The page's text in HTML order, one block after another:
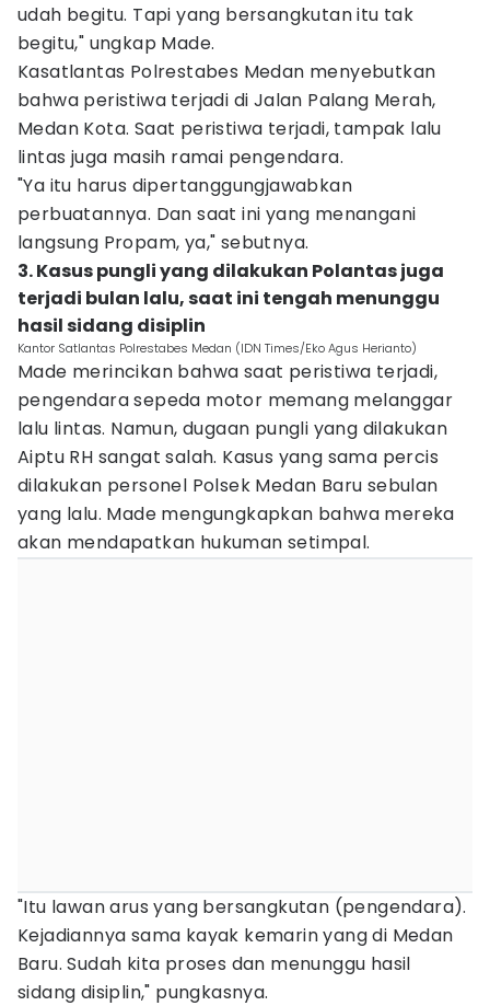
udah begitu. Tapi yang bersangkutan itu tak
begitu," ungkap Made.
Kasatlantas Polrestabes Medan menyebutkan
bahwa peristiwa terjadi di Jalan Palang Merah,
Medan Kota. Saat peristiwa terjadi, tampak lalu
lintas juga masih ramai pengendara.
"Ya itu harus dipertanggungjawabkan
perbuatannya. Dan saat ini yang menangani
langsung Propam, ya," sebutnya.
3. Kasus pungli yang dilakukan Polantas juga
terjadi bulan lalu, saat ini tengah menunggu
hasil sidang disiplin
Kantor Satlantas Polrestabes Medan (IDN Times/Eko Agus Herianto)
Made merincikan bahwa saat peristiwa terjadi,
pengendara sepeda motor memang melanggar
lalu lintas. Namun, dugaan pungli yang dilakukan
Aiptu RH sangat salah. Kasus yang sama percis
dilakukan personel Polsek Medan Baru sebulan
yang lalu. Made mengungkapkan bahwa mereka
akan mendapatkan hukuman setimpal.
"Itu lawan arus yang bersangkutan (pengendara).
Kejadiannya sama kayak kemarin yang di Medan
Baru. Sudah kita proses dan menunggu hasil
sidang disiplin," pungkasnya.